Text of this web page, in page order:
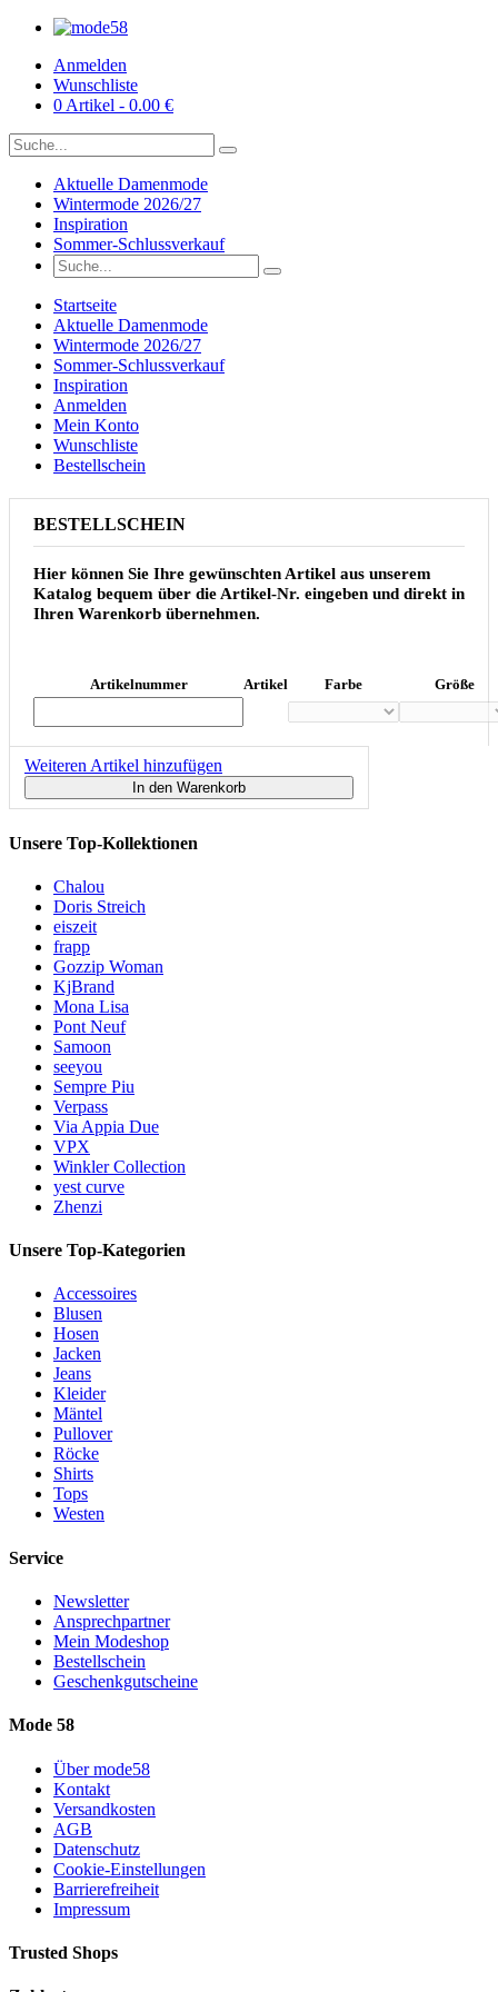
Anmelden
Wunschliste
0 Artikel - 0.00 €
Aktuelle Damenmode
Wintermode 2026/27
Inspiration
Sommer-Schlussverkauf
Startseite
Aktuelle Damenmode
Wintermode 2026/27
Sommer-Schlussverkauf
Inspiration
Anmelden
Mein Konto
Wunschliste
Bestellschein
BESTELLSCHEIN
Hier können Sie Ihre gewünschten Artikel aus unserem
Katalog bequem über die Artikel-Nr. eingeben und direkt in
Ihren Warenkorb übernehmen.
Artikelnummer Artikel Farbe Größe
Weiteren Artikel hinzufügen
In den Warenkorb
Unsere Top-Kollektionen
Chalou
Doris Streich
eiszeit
frapp
Gozzip Woman
KjBrand
Mona Lisa
Pont Neuf
Samoon
seeyou
Sempre Piu
Verpass
Via Appia Due
VPX
Winkler Collection
yest curve
Zhenzi
Unsere Top-Kategorien
Accessoires
Blusen
Hosen
Jacken
Jeans
Kleider
Mäntel
Pullover
Röcke
Shirts
Tops
Westen
Service
Newsletter
Ansprechpartner
Mein Modeshop
Bestellschein
Geschenkgutscheine
Mode 58
Über mode58
Kontakt
Versandkosten
AGB
Datenschutz
Cookie-Einstellungen
Barrierefreiheit
Impressum
Trusted Shops